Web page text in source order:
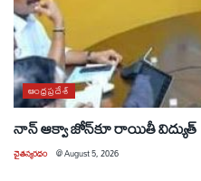
ఆంధ్రప్రదేశ్
నాన్ ఆక్వా జోన్‌కూ రాయితీ విద్యుత్
చైతన్యరధం @August 5, 2026